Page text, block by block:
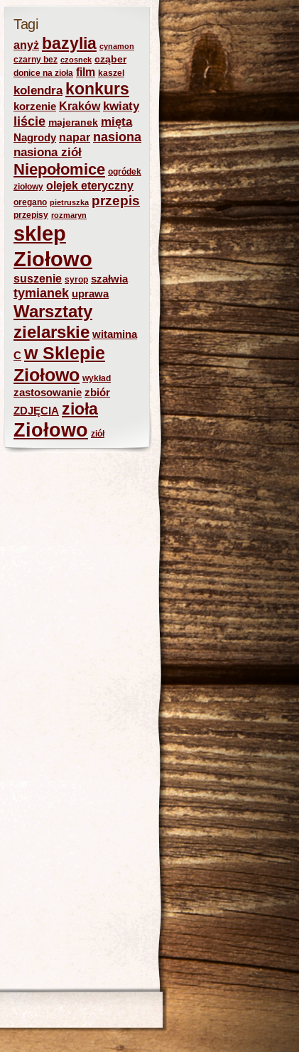
Tagi
anyż bazylia cynamon
czarny bez czosnek cząber
donice na zioła film kaszel
kolendra konkurs
korzenie Kraków kwiaty
liście majeranek mięta
Nagrody napar nasiona
nasiona ziół
Niepołomice ogródek
ziołowy olejek eteryczny
oregano pietruszka przepis
przepisy rozmaryn
sklep
Ziołowo
suszenie syrop szałwia
tymianek uprawa
Warsztaty
zielarskie witamina
C w Sklepie
Ziołowo wykład
zastosowanie zbiór
ZDJĘCIA zioła
Ziołowo ziół